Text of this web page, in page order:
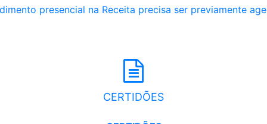
presencial na Receita precisa ser previamente
CERTIDÕES